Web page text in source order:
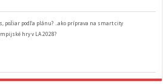
požiar podľa plánu? ..ako príprava na smart city
hry v LA 2028?